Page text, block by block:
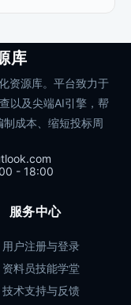
库
资源库。平台致力于
以及尖端AI引擎，帮
成本、缩短投标周
- 18:00
服务中心
用户注册与登录
资料员技能学堂
技术支持与反馈